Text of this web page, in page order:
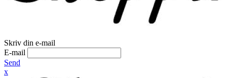
Skriv din e-mail
E-mail
Send
x